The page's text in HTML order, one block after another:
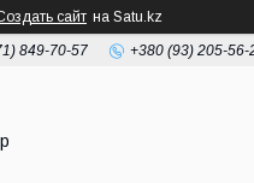
сайт на Satu.kz
849-70-57 +380 (93) 205-56-